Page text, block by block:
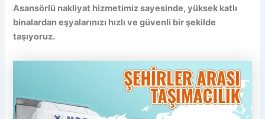
Asansörlü nakliyat hizmetimiz sayesinde, yüksek katlı
binalardan eşyalarınızı hızlı ve güvenli bir şekilde
taşıyoruz.